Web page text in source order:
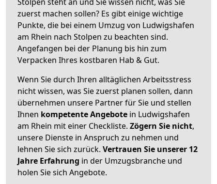
zuerst machen sollen? Es gibt einige wichtige
Punkte, die bei einem Umzug von Ludwigshafen
am Rhein nach Stolpen zu beachten sind.
Angefangen bei der Planung bis hin zum
Verpacken Ihres kostbaren Hab & Gut.
Wenn Sie durch Ihren alltäglichen Arbeitsstress
nicht wissen, was Sie zuerst planen sollen, dann
übernehmen unsere Partner für Sie und stellen
Ihnen kompetente Angebote in Ludwigshafen
am Rhein mit einer Checkliste. Zögern Sie nicht,
unsere Dienste in Anspruch zu nehmen und
lehnen Sie sich zurück. Vertrauen Sie unserer 12
Jahre Erfahrung in der Umzugsbranche und
holen Sie sich Angebote.